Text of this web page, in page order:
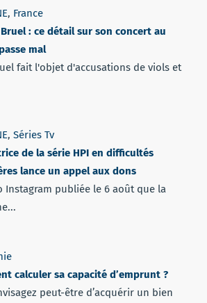
, France
: ce détail sur son concert au
mal
fait l'objet d'accusations de viols et
, Séries Tv
de la série HPI en difficultés
lance un appel aux dons
Instagram publiée le 6 août que la
calculer sa capacité d’emprunt ?
peut-être d’acquérir un bien